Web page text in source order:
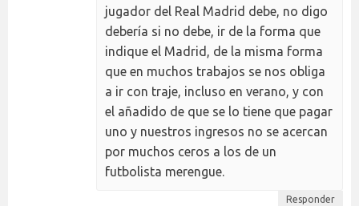
jugador del Real Madrid debe, no digo
debería si no debe, ir de la forma que
indique el Madrid, de la misma forma
que en muchos trabajos se nos obliga
a ir con traje, incluso en verano, y con
el añadido de que se lo tiene que pagar
uno y nuestros ingresos no se acercan
por muchos ceros a los de un
futbolista merengue.
Responder